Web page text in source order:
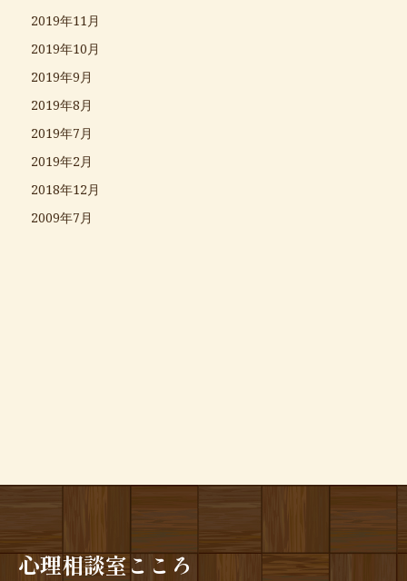
2019年11月
2019年10月
2019年9月
2019年8月
2019年7月
2019年2月
2018年12月
2009年7月
心理相談室こころ